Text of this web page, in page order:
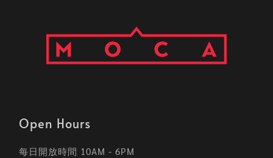
Open Hours
每日開放時間 10AM - 6PM